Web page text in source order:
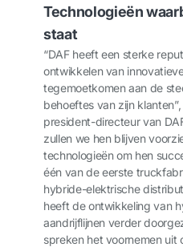
Technologieën
staat
“DAF heeft een sterke
ontwikkelen van
tegemoetkomen aan de
behoeftes van zijn
president-directeur van
zullen we hen blijven
technologieën om hen
één van de eerste
hybride-elektrische
heeft de ontwikkeling van
aandrijflijnen verder
spreken het voornemen uit